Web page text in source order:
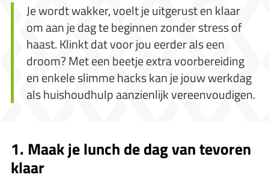
Je wordt wakker, voelt je uitgerust en klaar
om aan je dag te beginnen zonder stress of
haast. Klinkt dat voor jou eerder als een
droom? Met een beetje extra voorbereiding
en enkele slimme hacks kan je jouw werkdag
als huishoudhulp aanzienlijk vereenvoudigen.
1. Maak je lunch de dag van tevoren
klaar